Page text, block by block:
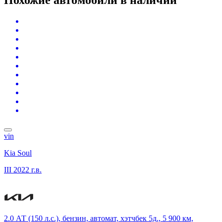
vin
Kia Soul
III 2022 г.в.
2.0 АТ (150 л.с.), бензин, автомат, хэтчбек 5д., 5 900 км,